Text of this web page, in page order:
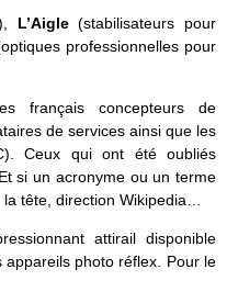
L’Aigle(stabilisateurs pour
professionnelles pour
français concepteurs de
de services ainsi que les
Ceux qui ont été oubliés
si un acronyme ou un terme
tête, direction Wikipedia…
attirail disponible
photo réflex. Pour le